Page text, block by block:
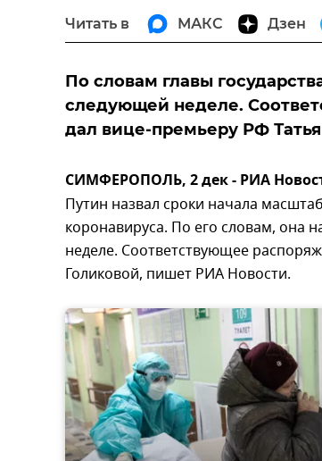
Читать в МАКС Дзен
По словам главы
следующей неделе.
дал вице-премьеру РФ
СИМФЕРОПОЛЬ, 2 дек - РИА
Путин назвал сроки начала
коронавируса. По его словам, она
неделе. Соответствующее
Голиковой, пишет РИА Новости.